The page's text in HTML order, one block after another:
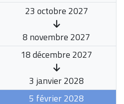
23 octobre 2027
8 novembre 2027
18 décembre 2027
3 janvier 2028
5 février 2028